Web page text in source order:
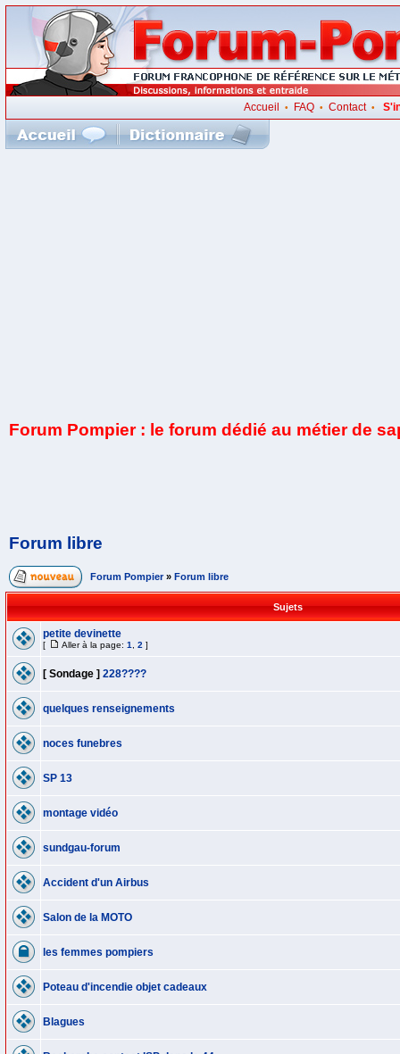
Accueil • FAQ •Contact•
Forum Pompier : le forum dédié au métier de
Forum libre
Forum Pompier » Forum libre
Sujets
petite devinette
[ Aller à la page: 1 2 ]
[ Sondage ] 228????
quelques renseignements
noces funebres
SP 13
montage vidéo
sundgau-forum
Accident d'un Airbus
Salon de la MOTO
les femmes pompiers
Poteau d'incendie objet cadeaux
Blagues